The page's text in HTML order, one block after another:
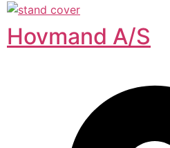
Hovmand A/S